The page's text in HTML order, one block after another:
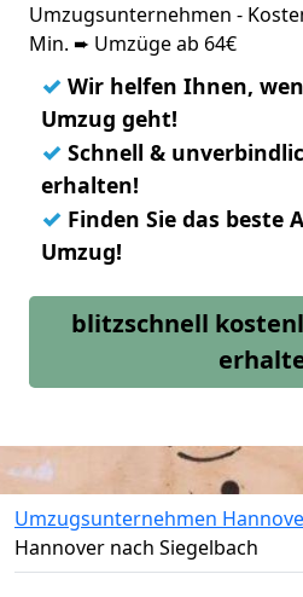
Umzugsunternehmen -
Min. ➨ Umzüge ab 64€
✓ Wir helfen Ihnen,
Umzug geht!
✓ Schnell &
erhalten!
✓ Finden Sie das beste
Umzug!
blitzschnell
Umzugsunternehmen
Hannover nach Siegelbach